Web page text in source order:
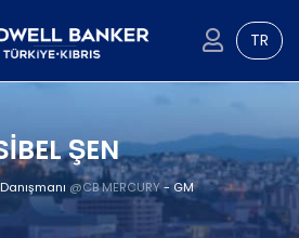
TR
ŞEN
@CB MERCURY- GM